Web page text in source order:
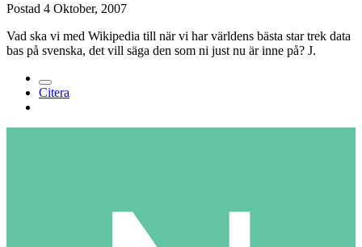
Postad 4 Oktober, 2007
Vad ska vi med Wikipedia till när vi har världens bästa star trek data
bas på svenska, det vill säga den som ni just nu är inne på? J.
Citera